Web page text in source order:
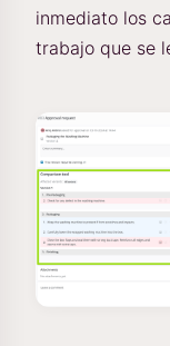
inmediato los
trabajo que se